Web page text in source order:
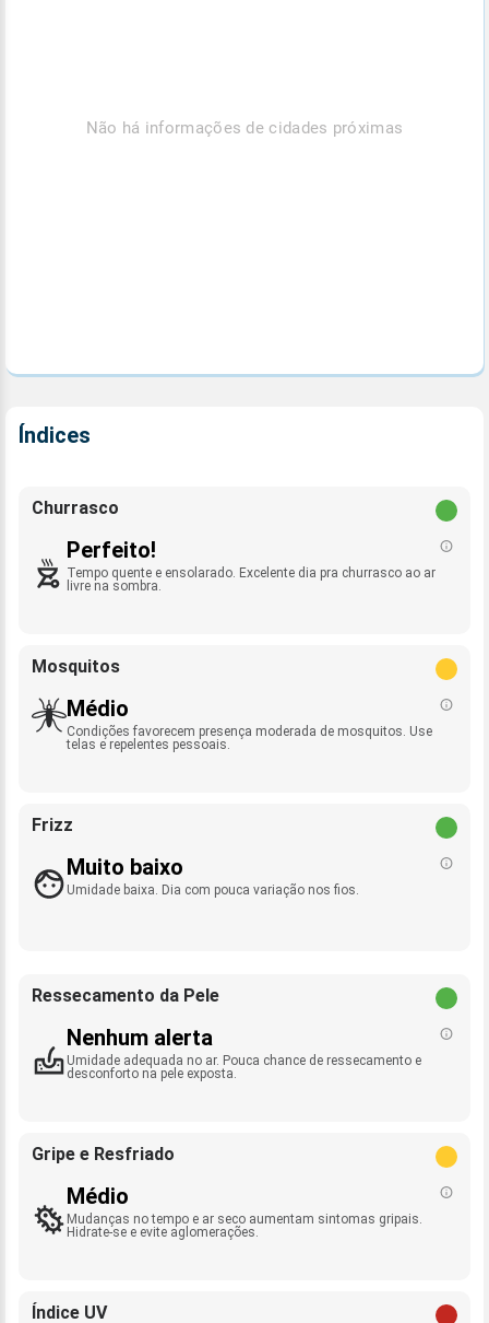
Não há informações de cidades próximas
Índices
Churrasco
Perfeito!
Tempo quente e ensolarado. Excelente dia pra churrasco ao ar
livre na sombra.
Mosquitos
Médio
Condições favorecem presença moderada de mosquitos. Use
telas e repelentes pessoais.
Frizz
Muito baixo
Umidade baixa. Dia com pouca variação nos fios.
Ressecamento da Pele
Nenhum alerta
Umidade adequada no ar. Pouca chance de ressecamento e
desconforto na pele exposta.
Gripe e Resfriado
Médio
Mudanças no tempo e ar seco aumentam sintomas gripais.
Hidrate-se e evite aglomerações.
Índice UV